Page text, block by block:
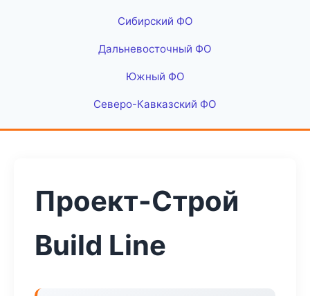
Сибирский ФО
Дальневосточный ФО
Южный ФО
Северо-Кавказский ФО
Проект-Строй
Build Line